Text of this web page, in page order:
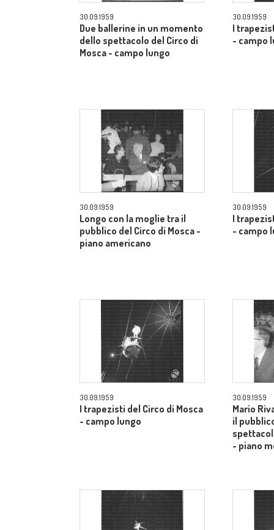
30.09.1959
Due ballerine in un momento
dello spettacolo del Circo di
Mosca - campo lungo
30.09.1959
I
- campo
30.09.1959
Longo con la moglie tra il
pubblico del Circo di Mosca -
piano americano
30.09.1959
I
- campo
30.09.1959
I trapezisti del Circo di Mosca
- campo lungo
30.09.1959
Mario
il
- piano